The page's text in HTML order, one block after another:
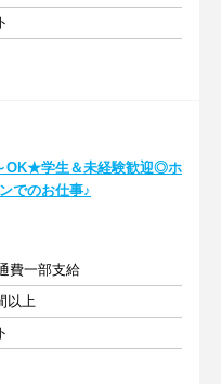
OK★学生＆未経験歓迎◎ホ
でのお仕事♪
費一部支給
以上